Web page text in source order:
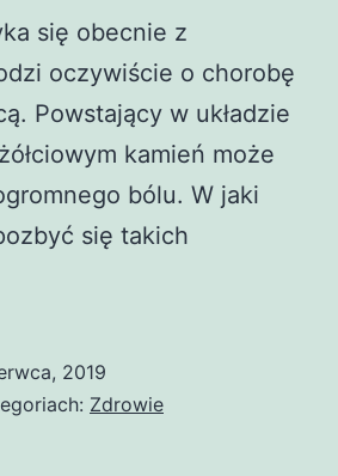
się obecnie z
oczywiście o chorobę
Powstający w układzie
kamień może
bólu. W jaki
się takich
2019
Zdrowie